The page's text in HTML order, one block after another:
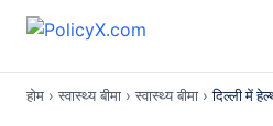
होम › स्वास्थ्य बीमा › स्वास्थ्य बीमा ›दिल्ली में